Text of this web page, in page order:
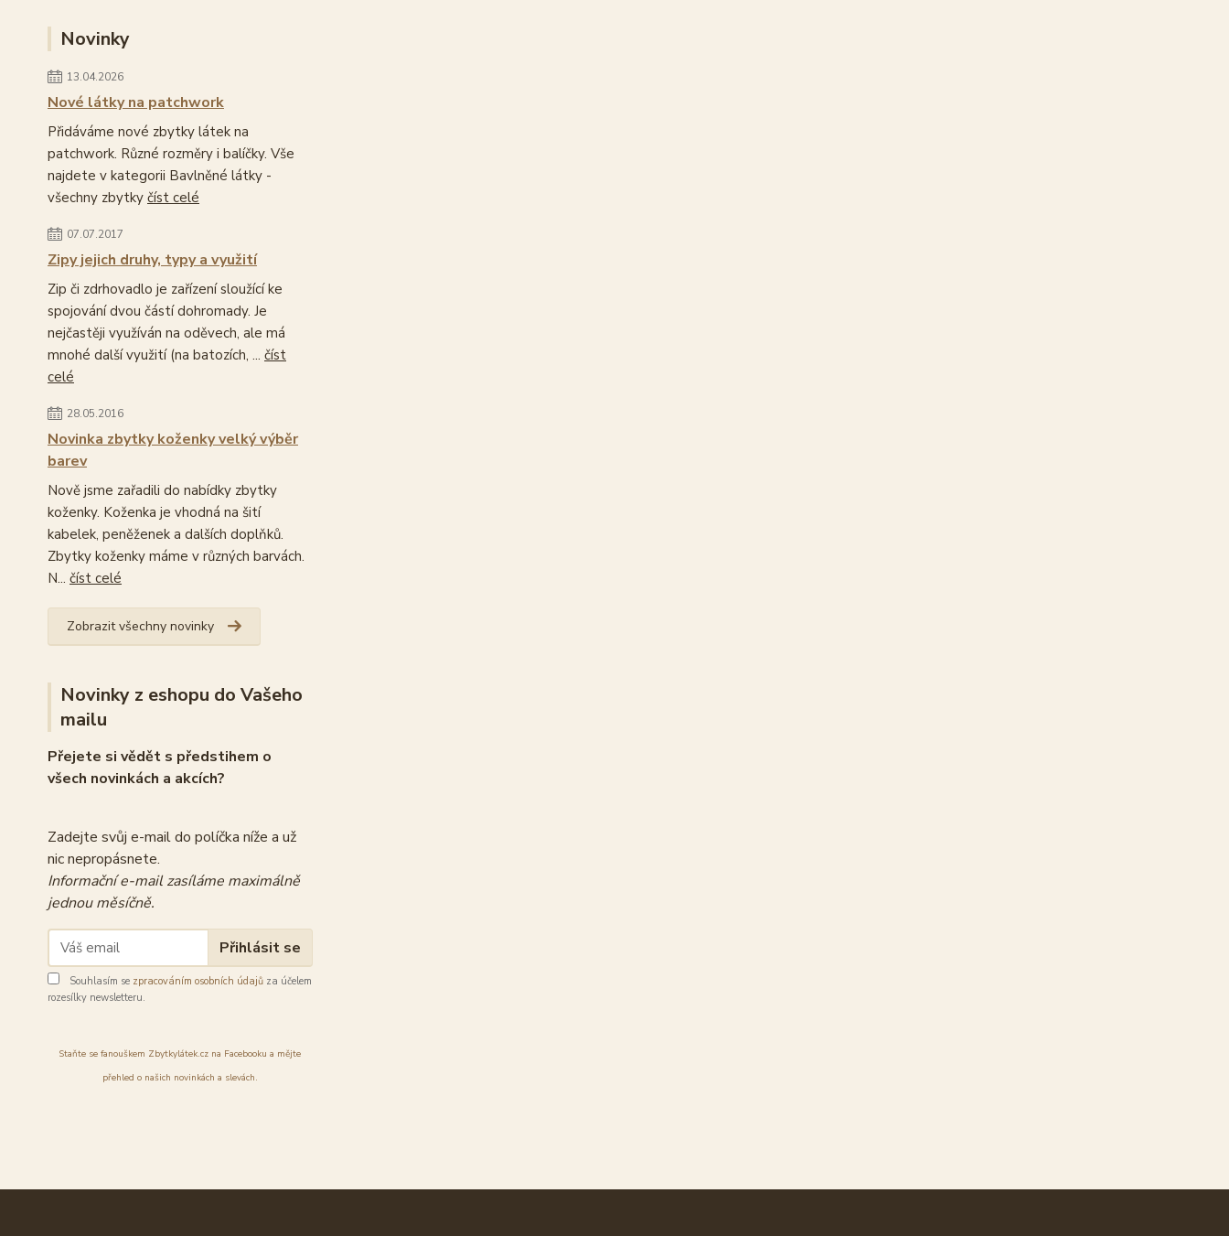
Novinky
13.04.2026
Nové látky na patchwork
Přidáváme nové zbytky látek na
patchwork. Různé rozměry i balíčky. Vše
najdete v kategorii Bavlněné látky -
všechny zbytky číst celé
07.07.2017
Zipy jejich druhy, typy a využití
Zip či zdrhovadlo je zařízení sloužící ke
spojování dvou částí dohromady. Je
nejčastěji využíván na oděvech, ale má
mnohé další využití (na batozích, ... číst
celé
28.05.2016
Novinka zbytky koženky velký výběr
barev
Nově jsme zařadili do nabídky zbytky
koženky. Koženka je vhodná na šití
kabelek, peněženek a dalších doplňků.
Zbytky koženky máme v různých barvách.
N... číst celé
Zobrazit všechny novinky
Novinky z eshopu do Vašeho
mailu
Přejete si vědět s předstihem o
všech novinkách a akcích?
Zadejte svůj e-mail do políčka níže a už
nic nepropásnete.
Informační e-mail zasíláme maximálně
jednou měsíčně.
Přihlásit se
Souhlasím se zpracováním osobních údajů za účelem
rozesílky newsletteru.
Staňte se fanouškem Zbytkylátek.cz na Facebooku a mějte
přehled o našich novinkách a slevách.